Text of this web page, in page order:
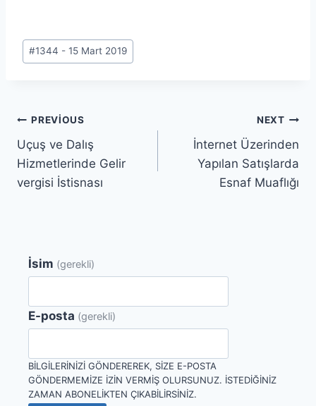
Post
Tags:
#1344 - 15 Mart 2019
Yazı
gezinmesi
PREVIOUS
Uçuş ve Dalış
Hizmetlerinde Gelir
vergisi İstisnası
NEXT
İnternet Üzerinden
Yapılan Satışlarda
Esnaf Muaflığı
İsim (gerekli)
E-posta (gerekli)
BILGILERINIZI GÖNDEREREK, SIZE E-POSTA
GÖNDERMEMIZE IZIN VERMIŞ OLURSUNUZ. İSTEDIĞINIZ
ZAMAN ABONELIKTEN ÇIKABILIRSINIZ.